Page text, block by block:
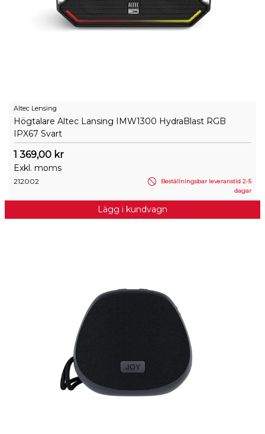
Altec Lensing
Högtalare Altec Lansing IMW1300 HydraBlast RGB
IPX67 Svart
1 369,00 kr
Exkl. moms
212002
Beställningsbar leveranstid 2-5
dagar
Lägg i kundvagn